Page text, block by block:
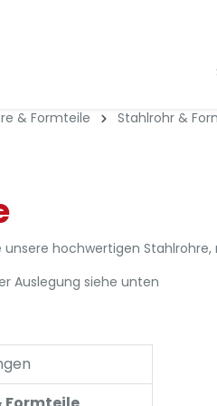
& Formteile Stahlrohr &
unsere hochwertigen
Auslegung siehe unten